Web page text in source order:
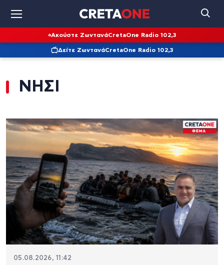
Ακούστε ΖωντανάCretaOne Radio 102,3
Δείτε ΖωντανάCretaOne Radio 102,3
ΝΗΣΙ
05.08.2026, 11:42